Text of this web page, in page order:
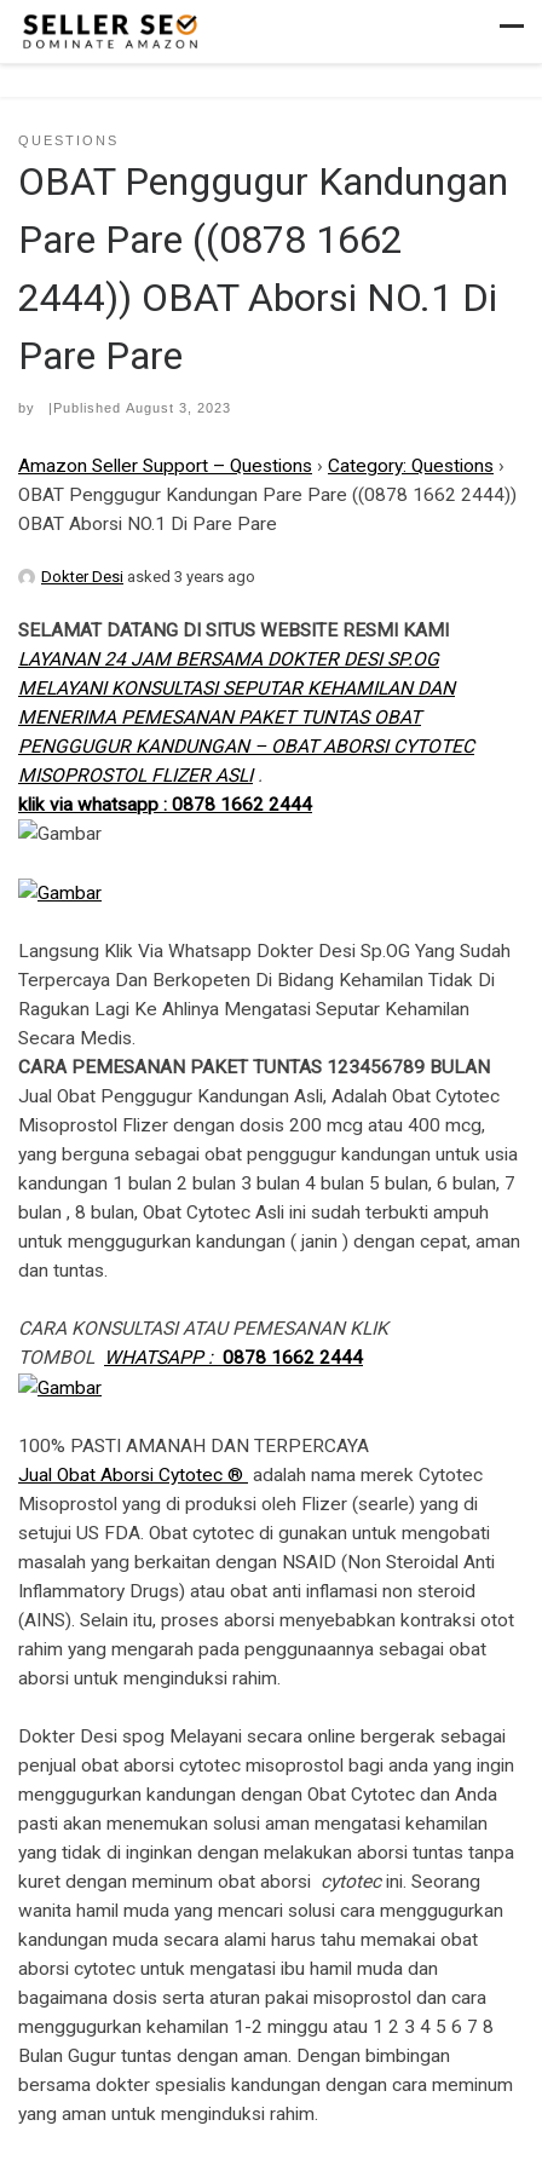
Skip to content
QUESTIONS
OBAT Penggugur Kandungan
Pare Pare ((0878 1662
2444)) OBAT Aborsi NO.1 Di
Pare Pare
by |Published August 3, 2023
Amazon Seller Support – Questions › Category: Questions ›
OBAT Penggugur Kandungan Pare Pare ((0878 1662 2444))
OBAT Aborsi NO.1 Di Pare Pare
Dokter Desi asked 3 years ago
SELAMAT DATANG DI SITUS WEBSITE RESMI KAMI
LAYANAN 24 JAM BERSAMA DOKTER DESI SP.OG
MELAYANI KONSULTASI SEPUTAR KEHAMILAN DAN
MENERIMA PEMESANAN PAKET TUNTAS OBAT
PENGGUGUR KANDUNGAN – OBAT ABORSI CYTOTEC
MISOPROSTOL FLIZER ASLI.
klik via whatsapp : 0878 1662 2444
Langsung Klik Via Whatsapp Dokter Desi Sp.OG Yang Sudah
Terpercaya Dan Berkopeten Di Bidang Kehamilan Tidak Di
Ragukan Lagi Ke Ahlinya Mengatasi Seputar Kehamilan
Secara Medis.
CARA PEMESANAN PAKET TUNTAS 123456789 BULAN
Jual Obat Penggugur Kandungan Asli, Adalah Obat Cytotec
Misoprostol Flizer dengan dosis 200 mcg atau 400 mcg,
yang berguna sebagai obat penggugur kandungan untuk usia
kandungan 1 bulan 2 bulan 3 bulan 4 bulan 5 bulan, 6 bulan, 7
bulan , 8 bulan, Obat Cytotec Asli ini sudah terbukti ampuh
untuk menggugurkan kandungan ( janin ) dengan cepat, aman
dan tuntas.
CARA KONSULTASI ATAU PEMESANAN KLIK
TOMBOL
WHATSAPP : 0878 1662 2444
100% PASTI AMANAH DAN TERPERCAYA
Jual Obat Aborsi Cytotec ® adalah nama merek Cytotec
Misoprostol yang di produksi oleh Flizer (searle) yang di
setujui US FDA. Obat cytotec di gunakan untuk mengobati
masalah yang berkaitan dengan NSAID (Non Steroidal Anti
Inflammatory Drugs) atau obat anti inflamasi non steroid
(AINS). Selain itu, proses aborsi menyebabkan kontraksi otot
rahim yang mengarah pada penggunaannya sebagai obat
aborsi untuk menginduksi rahim.
Dokter Desi spog Melayani secara online bergerak sebagai
penjual obat aborsi cytotec misoprostol bagi anda yang ingin
menggugurkan kandungan dengan Obat Cytotec dan Anda
pasti akan menemukan solusi aman mengatasi kehamilan
yang tidak di inginkan dengan melakukan aborsi tuntas tanpa
kuret dengan meminum obat aborsi cytotecini. Seorang
wanita hamil muda yang mencari solusi cara menggugurkan
kandungan muda secara alami harus tahu memakai obat
aborsi cytotec untuk mengatasi ibu hamil muda dan
bagaimana dosis serta aturan pakai misoprostol dan cara
menggugurkan kehamilan 1-2 minggu atau 1 2 3 4 5 6 7 8
Bulan Gugur tuntas dengan aman. Dengan bimbingan
bersama dokter spesialis kandungan dengan cara meminum
yang aman untuk menginduksi rahim.